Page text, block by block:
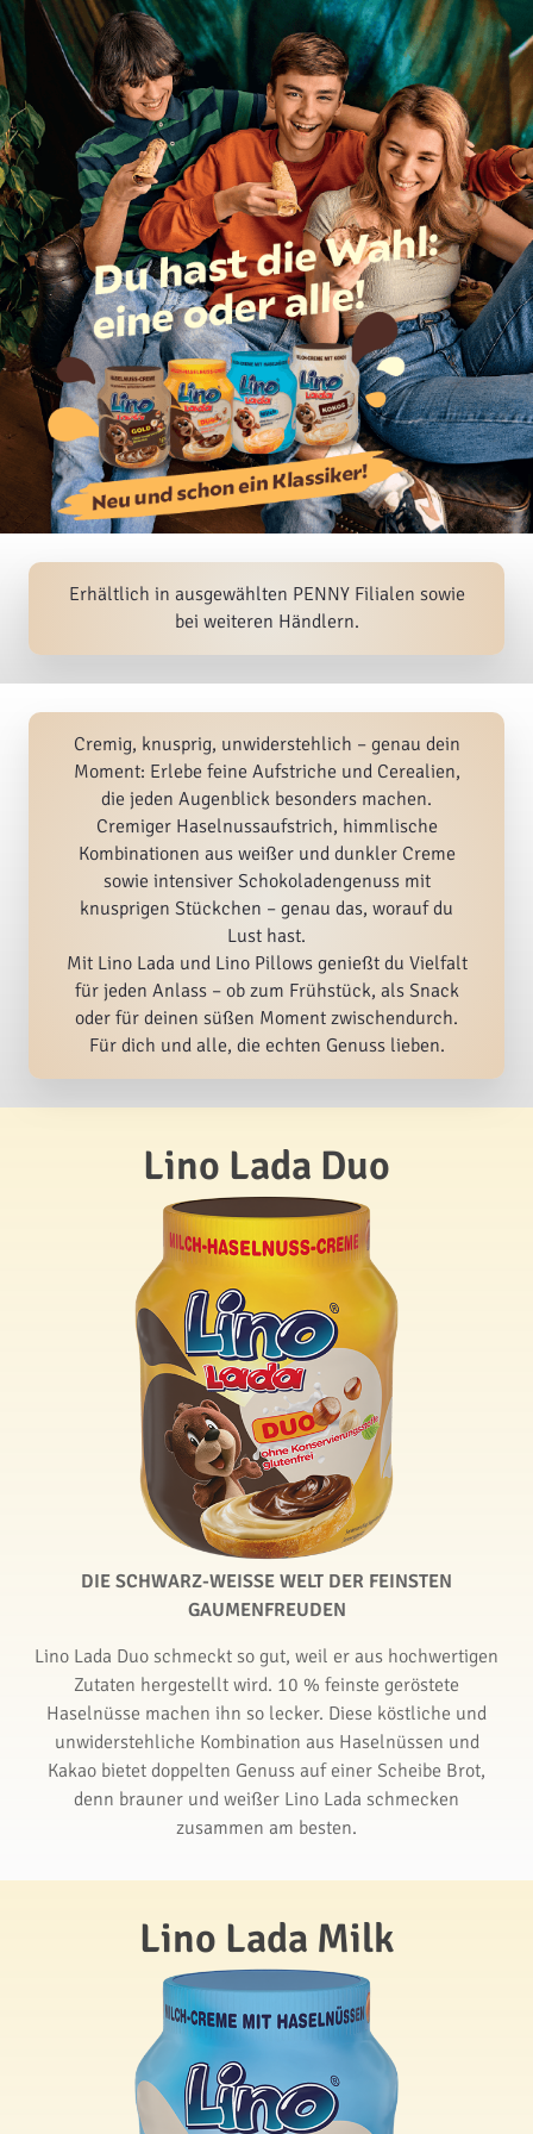
Erhältlich in ausgewählten PENNY Filialen sowie
bei weiteren Händlern.
Cremig, knusprig, unwiderstehlich – genau dein
Moment: Erlebe feine Aufstriche und Cerealien,
die jeden Augenblick besonders machen.
Cremiger Haselnussaufstrich, himmlische
Kombinationen aus weißer und dunkler Creme
sowie intensiver Schokoladengenuss mit
knusprigen Stückchen – genau das, worauf du
Lust hast.
Mit Lino Lada und Lino Pillows genießt du Vielfalt
für jeden Anlass – ob zum Frühstück, als Snack
oder für deinen süßen Moment zwischendurch.
Für dich und alle, die echten Genuss lieben.
Lino Lada Duo
DIE SCHWARZ-WEISSE WELT DER FEINSTEN
GAUMENFREUDEN
Lino Lada Duo schmeckt so gut, weil er aus hochwertigen
Zutaten hergestellt wird. 10 % feinste geröstete
Haselnüsse machen ihn so lecker. Diese köstliche und
unwiderstehliche Kombination aus Haselnüssen und
Kakao bietet doppelten Genuss auf einer Scheibe Brot,
denn brauner und weißer Lino Lada schmecken
zusammen am besten.
Lino Lada Milk